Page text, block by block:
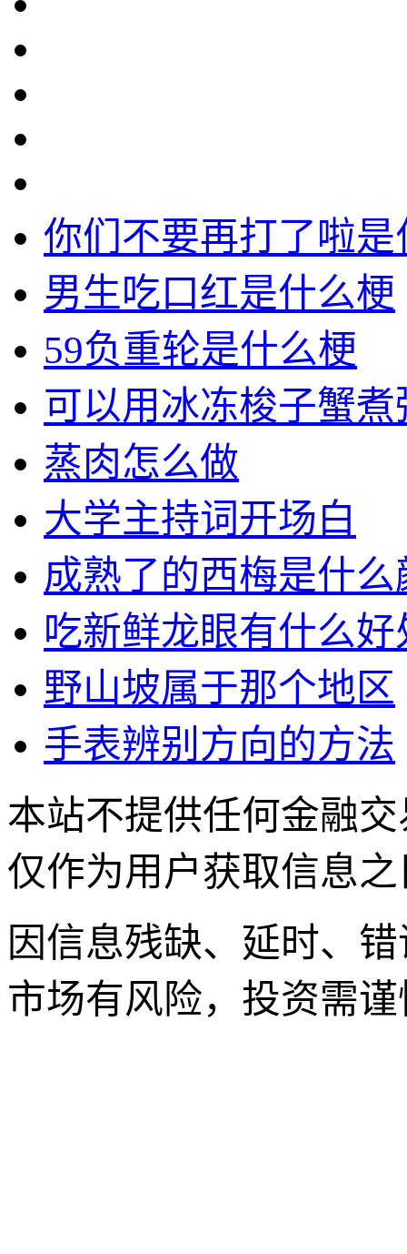
你们不要再打了啦是
男生吃口红是什么梗
59负重轮是什么梗
可以用冰冻梭子蟹煮
蒸肉怎么做
大学主持词开场白
成熟了的西梅是什么
吃新鲜龙眼有什么好
野山坡属于那个地区
手表辨别方向的方法
本站不提供任何金融
仅作为用户获取信息
因信息残缺、延时、
市场有风险，投资需